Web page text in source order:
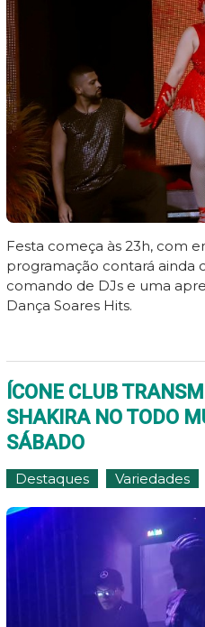
Festa começa às 23h, com
programação contará ainda
comando de DJs e uma
Dança Soares Hits.
ÍCONE CLUB
SHAKIRA NO TODO
SÁBADO
Destaques Variedades